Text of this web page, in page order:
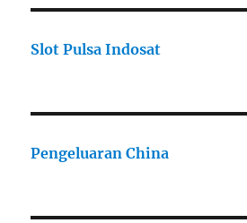
Slot Pulsa Indosat
Pengeluaran China